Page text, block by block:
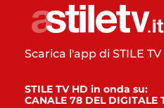
Scarica l'app di STILE
STILE TV HD in onda su:
CANALE 78 DEL DIGITALE